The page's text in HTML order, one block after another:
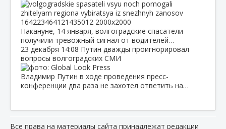
Накануне, 14 января, волгоградские спасатели
получили тревожный сигнал от водителей…
23 декабря 14:08 Путин дважды проигнорировал
вопросы волгоградских СМИ
Владимир Путин в ходе проведения пресс-
конференции два раза не захотел ответить на…
Все права на материалы сайта принадлежат редакции